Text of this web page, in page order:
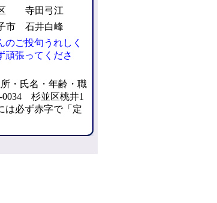
寺田弓江
市 石井白峰
のご投句うれしく
頑張ってくださ
・氏名・年齢・職
0034 杉並区桃井1
は必ず赤字で「定